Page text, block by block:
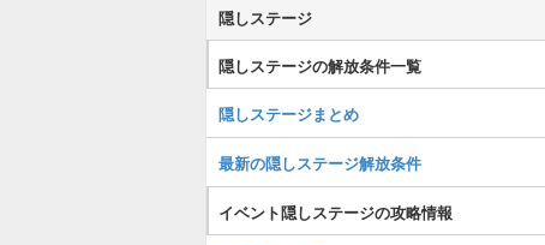
隠しステージ
隠しステージの解放条件一覧
隠しステージまとめ
最新の隠しステージ解放条件
イベント隠しステージの攻略情報